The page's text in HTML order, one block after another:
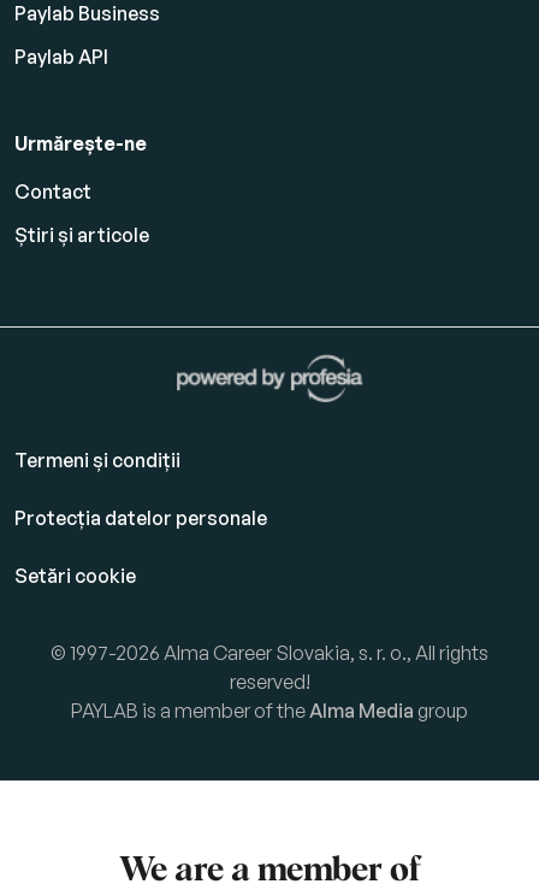
Paylab Business
Paylab API
Urmărește-ne
Contact
Știri și articole
Termeni și condiții
Protecția datelor personale
Setări cookie
© 1997-2026 Alma Career Slovakia, s. r. o., All rights
reserved!
PAYLAB is a member of theAlma Media group
We are a member of